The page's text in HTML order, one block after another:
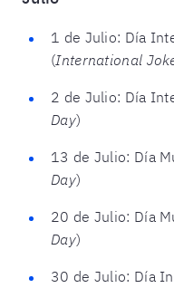
1 de Julio: Día
(International
2 de Julio: Día
Day)
13 de Julio: Día
Day)
20 de Julio: Día
Day)
30 de Julio: Día